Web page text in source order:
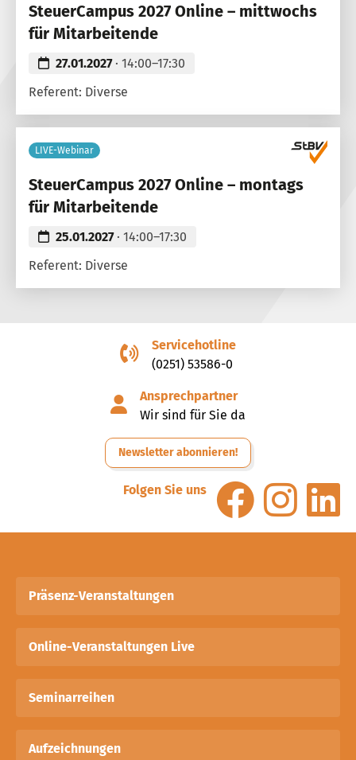
SteuerCampus 2027 Online – mittwochs
für Mitarbeitende
27.01.2027· 14:00–17:30
Referent: Diverse
LIVE-Webinar
SteuerCampus 2027 Online – montags
für Mitarbeitende
25.01.2027· 14:00–17:30
Referent: Diverse
Servicehotline
(0251) 53586-0
Ansprechpartner
Wir sind für Sie da
Newsletter abonnieren!
Folgen Sie uns
Präsenz-Veranstaltungen
Online-Veranstaltungen Live
Seminarreihen
Aufzeichnungen